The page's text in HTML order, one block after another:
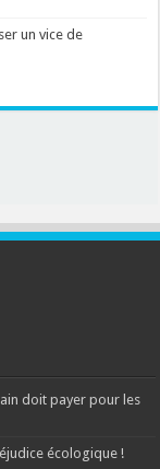
un vice de
doit payer pour les
écologique !